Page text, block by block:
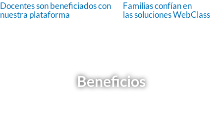
Docentes son beneficiados con
nuestra plataforma
Familias confían en
las soluciones WebClass
Beneficios